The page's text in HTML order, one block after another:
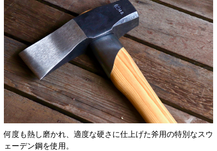
何度も熱し磨かれ、適度な硬さに仕上げた斧用の特別なスウ
ェーデン鋼を使用。